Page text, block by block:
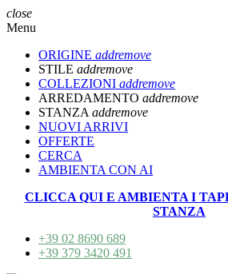
close
Menu
ORIGINE addremove
STILE addremove
COLLEZIONI addremove
ARREDAMENTO addremove
STANZA addremove
NUOVI ARRIVI
OFFERTE
CERCA
AMBIENTA CON AI
CLICCA QUI E AMBIENTA I
STANZA
+39 02 8690 689
+39 379 3420 491